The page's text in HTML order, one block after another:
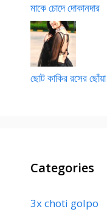
মাকে চোদে দোকানদার
ছোট কাকির রসের ছোঁয়া
Categories
3x choti golpo